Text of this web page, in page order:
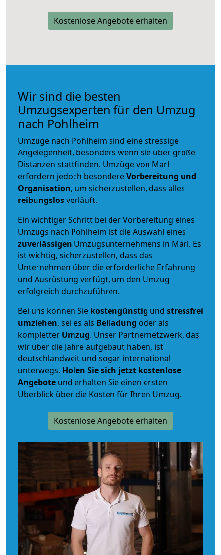
Kostenlose Angebote erhalten
Wir sind die besten
Umzugsexperten für den Umzug
nach Pohlheim
Umzüge nach Pohlheim sind eine stressige
Angelegenheit, besonders wenn sie über große
Distanzen stattfinden. Umzüge von Marl
erfordern jedoch besondereVorbereitung und
Organisation, um sicherzustellen, dass alles
reibungslosverläuft.
Ein wichtiger Schritt bei der Vorbereitung eines
Umzugs nach Pohlheim ist die Auswahl eines
zuverlässigen Umzugsunternehmens in Marl. Es
ist wichtig, sicherzustellen, dass das
Unternehmen über die erforderliche Erfahrung
und Ausrüstung verfügt, um den Umzug
erfolgreich durchzuführen.
Bei uns können Sie kostengünstig und stressfrei
umziehen, sei es als Beiladung oder als
kompletter Umzug. Unser Partnernetzwerk, das
wir über die Jahre aufgebaut haben, ist
deutschlandweit und sogar international
unterwegs. Holen Sie sich jetzt kostenlose
Angebote und erhalten Sie einen ersten
Überblick über die Kosten für Ihren Umzug.
Kostenlose Angebote erhalten